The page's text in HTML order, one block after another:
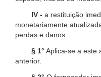
IV - a restituição
monetariamente
perdas e danos.
§ 1° Aplica-se a este
anterior.